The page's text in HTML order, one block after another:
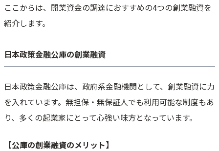
ここからは、開業資金の調達におすすめの4つの創業融資を
紹介します。
日本政策金融公庫の創業融資
日本政策金融公庫は、政府系金融機関として、創業融資に力
を入れています。無担保・無保証人でも利用可能な制度もあ
り、多くの起業家にとって心強い味方となっています。
【公庫の創業融資のメリット】